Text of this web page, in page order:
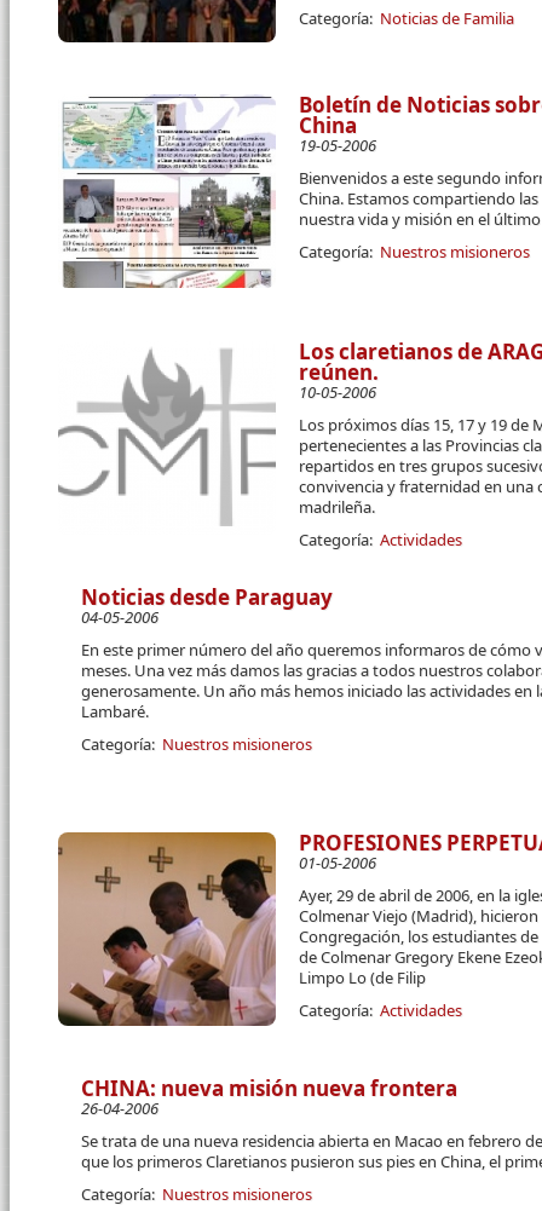
Categoría: Noticias de Familia
Boletín de Noticias
China
19-05-2006
Bienvenidos a este segundo
China. Estamos compartiendo
nuestra vida y misión en el
Categoría: Nuestros misioneros
Los claretianos de
reúnen.
10-05-2006
Los próximos días 15, 17 y 19 de
pertenecientes a las Provincias
repartidos en tres grupos
convivencia y fraternidad en una
madrileña.
Categoría: Actividades
Noticias desde Paraguay
04-05-2006
En este primer número del año queremos informaros de cómo
meses. Una vez más damos las gracias a todos nuestros
generosamente. Un año más hemos iniciado las actividades en
Lambaré.
Categoría: Nuestros misioneros
PROFESIONES
01-05-2006
Ayer, 29 de abril de 2006, en la
Col­menar Viejo (Madrid),
Congregación, los estu­diantes
de Colmenar Gregory Ekene
Limpo Lo (de Filip
Categoría: Actividades
CHINA: nueva misión nueva frontera
26-04-2006
Se trata de una nueva residencia abierta en Macao en febrero
que los primeros Claretianos pusieron sus pies en China, el
Categoría: Nuestros misioneros